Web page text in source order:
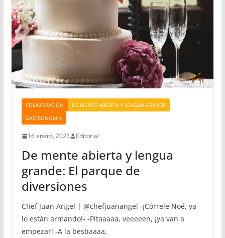
COLABORACIÓN
DE MENTE ABIERTA Y LENGUA GRANDE
GASTRONOMÍA
16 enero, 2023 Editorial
De mente abierta y lengua
grande: El parque de
diversiones
Chef Juan Angel | @chefjuanangel -¡Córrele Noé, ya
lo están armando!- -Pitaaaaa, veeeeen, ¡ya van a
empezar! -A la bestiaaaa,